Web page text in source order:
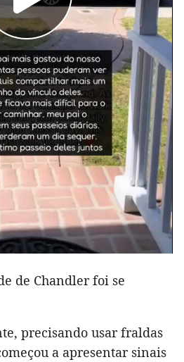
de Chandler foi se
precisando usar fraldas
a apresentar sinais